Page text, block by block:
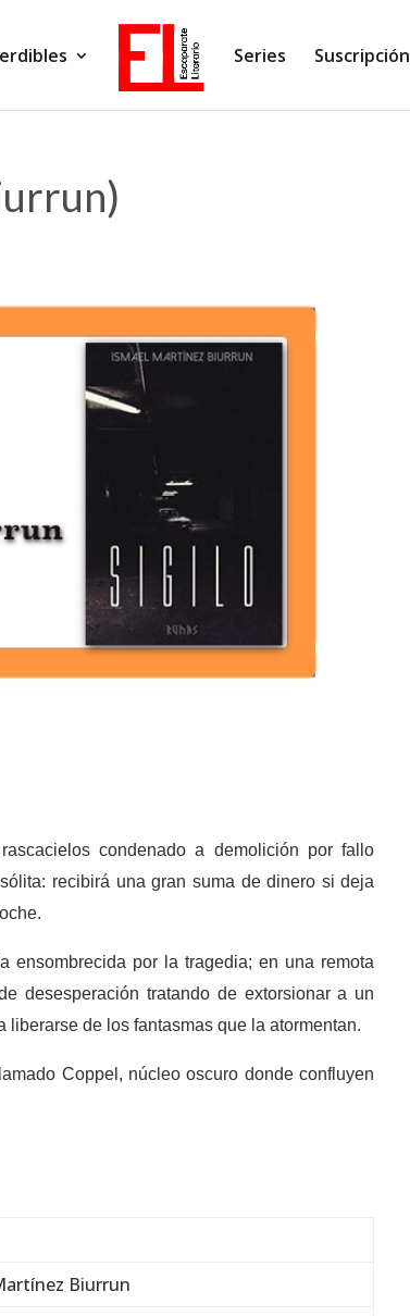
Series Suscripción
condenado a demolición por fallo
recibirá una gran suma de dinero si deja
ensombrecida por la tragedia; en una remota
desesperación tratando de extorsionar a un
de los fantasmas que la atormentan.
Coppel, núcleo oscuro donde confluyen
Biurrun